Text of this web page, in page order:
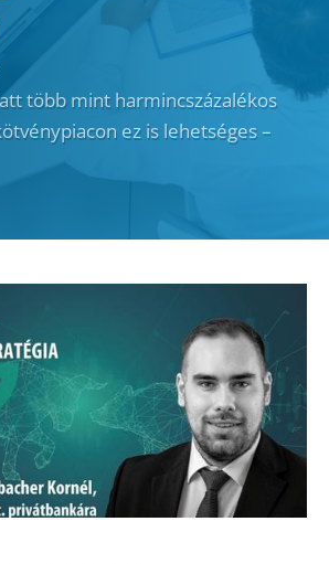
több mint harmincszázalékos
ez is lehetséges –